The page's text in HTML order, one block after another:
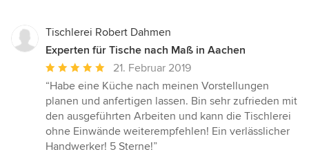
Tischlerei Robert Dahmen
Experten für Tische nach Maß in Aachen
Durchschnittliche
Bewertung:
5
von
5
Sternen
21. Februar 2019
“Habe eine Küche nach meinen Vorstellungen
planen und anfertigen lassen. Bin sehr zufrieden mit
den ausgeführten Arbeiten und kann die Tischlerei
ohne Einwände weiterempfehlen! Ein verlässlicher
Handwerker! 5 Sterne!”